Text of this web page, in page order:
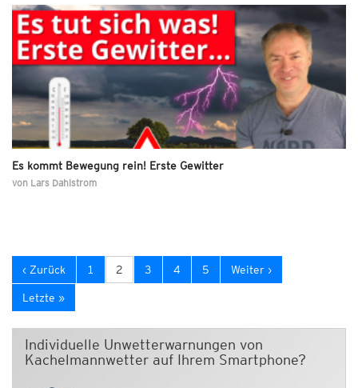
Es kommt Bewegung rein! Erste Gewitter
von Lars Dahlstrom
‹ Zurück 1 2 3 4 5 Weiter ›
Letzte »
Individuelle Unwetterwarnungen von
Kachelmannwetter auf Ihrem Smartphone?